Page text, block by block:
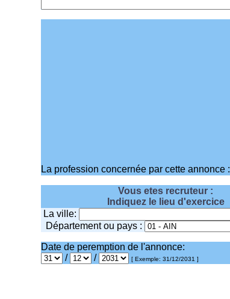
La profession concernée par cette annonce :
Vous etes recruteur :
Indiquez le lieu d'exercice
La ville:
Département ou pays :
Date de peremption de l'annonce:
/
/ [ Exemple: 31/12/2031 ]